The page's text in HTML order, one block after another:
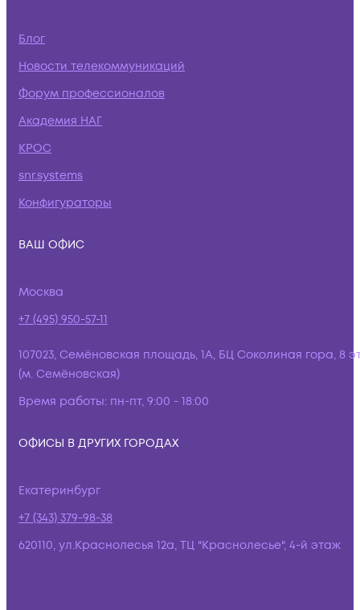
Блог
Новости телекоммуникаций
Форум профессионалов
Академия НАГ
КРОС
snr.systems
Конфигураторы
ВАШ ОФИС
Москва
+7 (495) 950-57-11
107023, Семёновская площадь, 1А, БЦ Соколиная гора, 8
(м. Семёновская)
Время работы: пн-пт, 9:00 - 18:00
ОФИСЫ В ДРУГИХ ГОРОДАХ
Екатеринбург
+7 (343) 379-98-38
620110, ул.Краснолесья 12а, ТЦ "Краснолесье", 4-й этаж